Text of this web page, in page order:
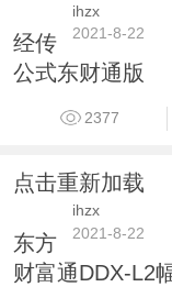
ihzx
2021-8-22
经传
公式东财通版
2377
点击重新加载
ihzx
2021-8-22
东方
财富通DDX-L2